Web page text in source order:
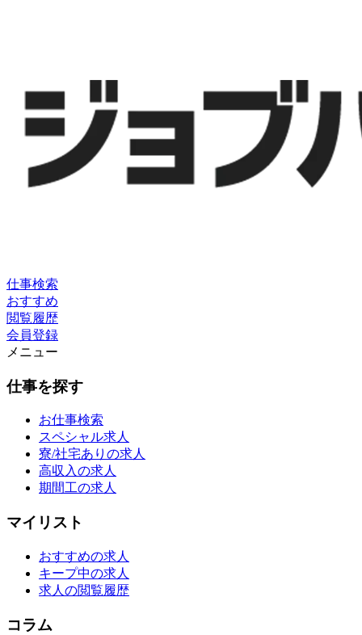
仕事検索
おすすめ
閲覧履歴
会員登録
メニュー
仕事を探す
お仕事検索
スペシャル求人
寮/社宅ありの求人
高収入の求人
期間工の求人
マイリスト
おすすめの求人
キープ中の求人
求人の閲覧履歴
コラム